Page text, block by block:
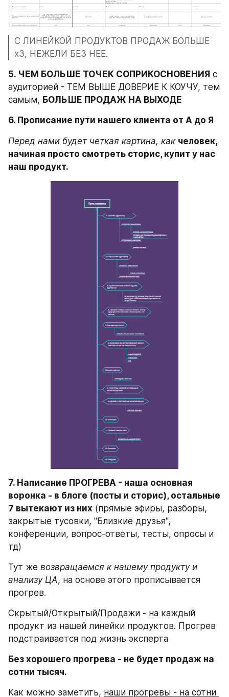
С ЛИНЕЙКОЙ ПРОДУКТОВ ПРОДАЖ БОЛЬШЕ
х3, НЕЖЕЛИ БЕЗ НЕЕ.
5. ЧЕМ БОЛЬШЕ ТОЧЕК СОПРИКОСНОВЕНИЯ с
аудиторией - ТЕМ ВЫШЕ ДОВЕРИЕ К КОУЧУ, тем
самым, БОЛЬШЕ ПРОДАЖ НА ВЫХОДЕ
6. Прописание пути нашего клиента от А до Я
Перед нами будет четкая картина, как человек,
начиная просто смотреть сторис, купит у нас
наш продукт.
7. Написание ПРОГРЕВА - наша основная
воронка - в блоге (посты и сторис), остальные
7 вытекают из них (прямые эфиры, разборы,
закрытые тусовки, "Близкие друзья",
конференции, вопрос-ответы, тесты, опросы и
тд)
Тут же возвращаемся к нашему продукту и
анализу ЦА, на основе этого прописывается
прогрев.
Скрытый/Открытый/Продажи - на каждый
продукт из нашей линейки продуктов. Прогрев
подстраивается под жизнь эксперта
Без хорошего прогрева - не будет продаж на
сотни тысяч.
Как можно заметить, наши прогревы - на сотни